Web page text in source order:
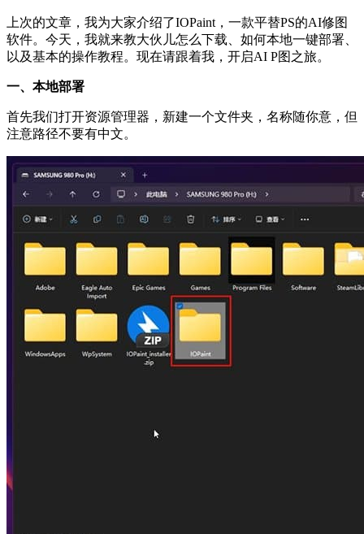
上次的文章，我为大家介绍了IOPaint，一款平替PS的AI修图
软件。今天，我就来教大伙儿怎么下载、如何本地一键部署、
以及基本的操作教程。现在请跟着我，开启AI P图之旅。
一、本地部署
首先我们打开资源管理器，新建一个文件夹，名称随你意，但
注意路径不要有中文。